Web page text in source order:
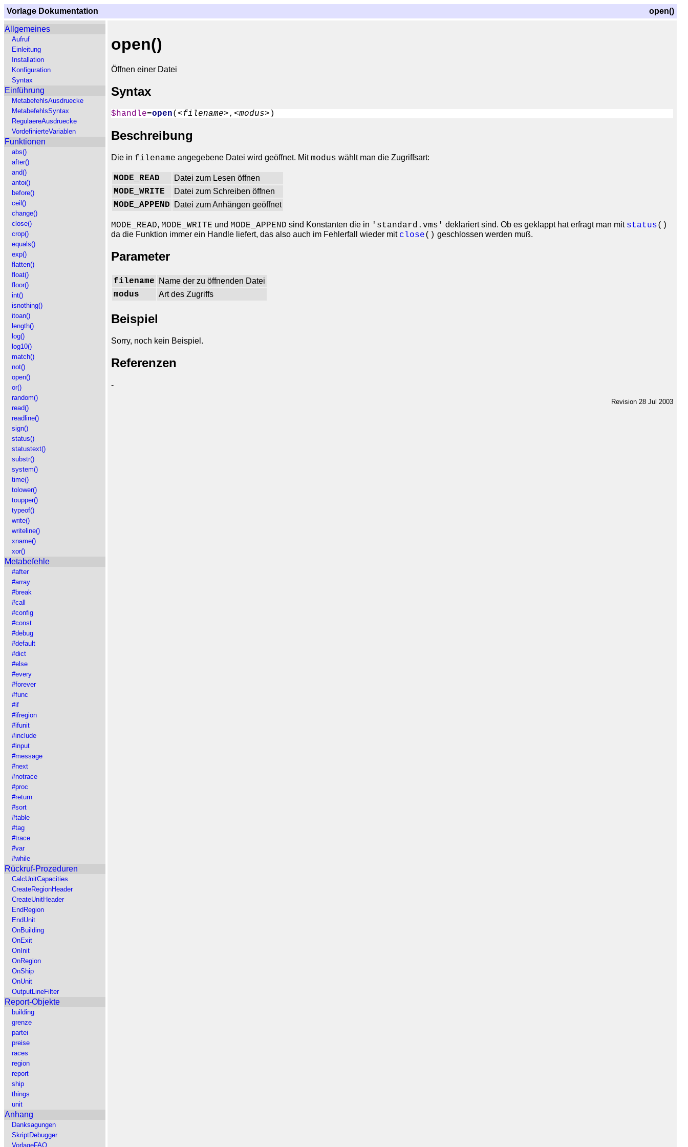
Vorlage Dokumentation open()
Allgemeines
Aufruf
Einleitung
Installation
Konfiguration
Syntax
Einführung
MetabefehlsAusdruecke
MetabefehlsSyntax
RegulaereAusdruecke
VordefinierteVariablen
Funktionen
abs()
after()
and()
antoi()
before()
ceil()
change()
close()
crop()
equals()
exp()
flatten()
float()
floor()
int()
isnothing()
itoan()
length()
log()
log10()
match()
not()
open()
or()
random()
read()
readline()
sign()
status()
statustext()
substr()
system()
time()
tolower()
toupper()
typeof()
write()
writeline()
xname()
xor()
Metabefehle
#after
#array
#break
#call
#config
#const
#debug
#default
#dict
#else
#every
#forever
#func
#if
#ifregion
#ifunit
#include
#input
#message
#next
#notrace
#proc
#return
#sort
#table
#tag
#trace
#var
#while
Rückruf-Prozeduren
CalcUnitCapacities
CreateRegionHeader
CreateUnitHeader
EndRegion
EndUnit
OnBuilding
OnExit
OnInit
OnRegion
OnShip
OnUnit
OutputLineFilter
Report-Objekte
building
grenze
partei
preise
races
region
report
ship
things
unit
Anhang
Danksagungen
SkriptDebugger
VorlageFAQ
open()
Öffnen einer Datei
Syntax
$handle=open( <filename>, <modus>
Beschreibung
Die in filename angegebene Datei wird geöffnet. Mitmodus wählt man die Zugriffsart:
MODE_READ Datei zum Lesen öffnen
MODE_WRITE Datei zum Schreiben öffnen
MODE_APPEND Datei zum Anhängen geöffnet
MODE_READ, MODE_WRITE und MODE_APPEND sind Konstanten die in 'standard.vms' deklariert sind. Ob es geklappt hat erfragt man mit status()
da die Funktion immer ein Handle liefert, das also auch im Fehlerfall wieder mit close() geschlossen werden muß.
Parameter
filename Name der zu öffnenden Datei
modus Art des Zugriffs
Beispiel
Sorry, noch kein Beispiel.
Referenzen
-
Revision 28 Jul 2003